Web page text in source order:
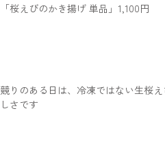
「桜えびのかき揚げ 単品」1,100円
競りのある日は、冷凍ではない生桜
しさです